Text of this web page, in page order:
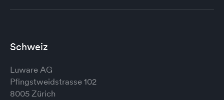
Schweiz
Luware AG
Pfingstweidstrasse 102
8005 Zürich